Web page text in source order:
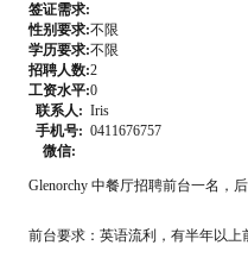
签证需求:
性别要求:不限
学历要求:不限
招聘人数:2
工资水平:0
联系人: Iris
手机号: 0411676757
微信:
Glenorchy 中餐厅招聘前台一名，后
前台要求：英语流利，有半年以上